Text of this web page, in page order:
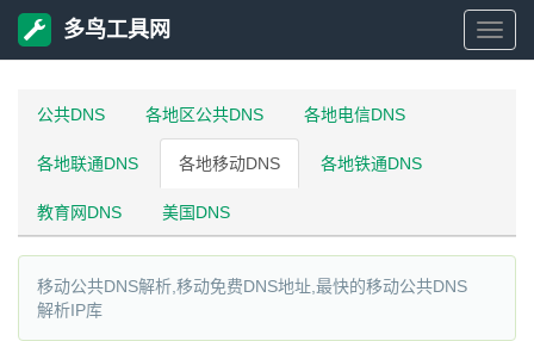
多
多鸟工具网
公共DNS 各地区公共DNS 各地电信DNS
各地联通DNS 各地移动DNS 各地铁通DNS
教育网DNS 美国DNS
移动公共DNS解析,移动免费DNS地址,最快的移动公共DNS
解析IP库